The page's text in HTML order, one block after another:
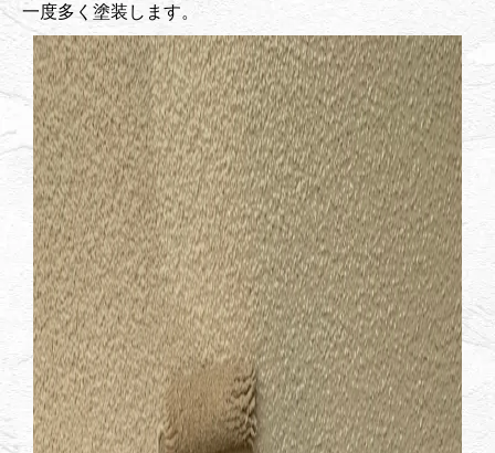
一度多く塗装します。